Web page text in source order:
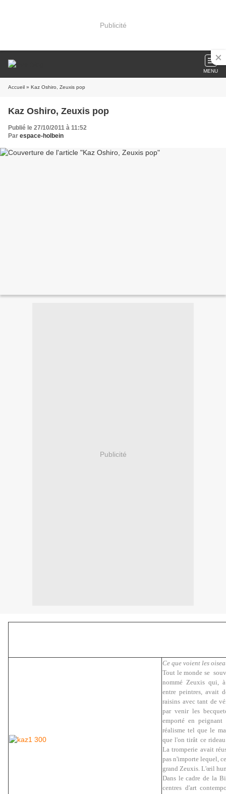
Publicité
MENU
Accueil » Kaz Oshiro, Zeuxis pop
Kaz Oshiro, Zeuxis pop
Publié le 27/10/2011 à 11:52
Par espace-holbein
Publicité
Ce que voient les
Tout le monde se
nommé Zeuxis qui,
entre peintres, avait
raisins avec tant de
par venir les
emporté en
réalisme tel que le
que l'on tirât ce
La tromperie avait
pas n'importe lequel,
grand Zeuxis. L'œil
Dans le cadre de la
centres d'art